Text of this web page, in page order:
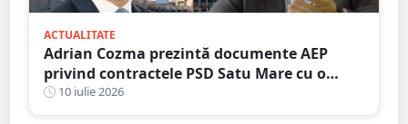
ACTUALITATE
Adrian Cozma prezintă documente AEP
privind contractele PSD Satu Mare cu o
firmă din familia Govor. Valoarea depășește
un milion de lei
10 iulie 2026